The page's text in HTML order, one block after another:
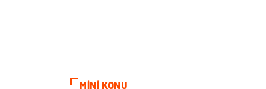
MİNİ KONU